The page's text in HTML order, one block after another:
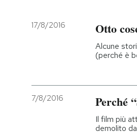
Politica
Economia
Ok
17/8/2016 Otto
Alcune
(perché è
7/8/2016 Perché
Il film più
demolito